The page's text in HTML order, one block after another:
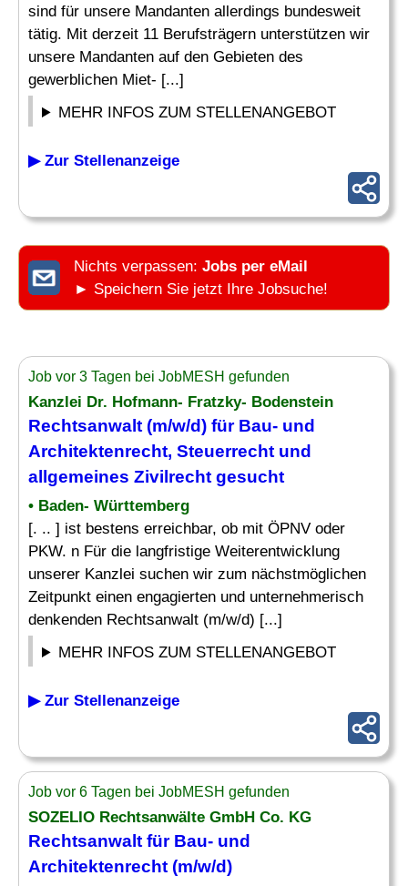
sind für unsere Mandanten allerdings bundesweit
tätig. Mit derzeit 11 Berufsträgern unterstützen wir
unsere Mandanten auf den Gebieten des
gewerblichen Miet- [...]
MEHR INFOS ZUM STELLENANGEBOT
▶ Zur Stellenanzeige
Nichts verpassen: Jobs per eMail
► Speichern Sie jetzt Ihre Jobsuche!
Job vor 3 Tagen bei JobMESH gefunden
Kanzlei Dr. Hofmann- Fratzky- Bodenstein
Rechtsanwalt (m/w/d) für Bau- und
Architektenrecht, Steuerrecht und
allgemeines Zivilrecht gesucht
• Baden- Württemberg
[. .. ] ist bestens erreichbar, ob mit ÖPNV oder
PKW. n Für die langfristige Weiterentwicklung
unserer Kanzlei suchen wir zum nächstmöglichen
Zeitpunkt einen engagierten und unternehmerisch
denkenden Rechtsanwalt (m/w/d) [...]
MEHR INFOS ZUM STELLENANGEBOT
▶ Zur Stellenanzeige
Job vor 6 Tagen bei JobMESH gefunden
SOZELIO Rechtsanwälte GmbH Co. KG
Rechtsanwalt für Bau- und
Architektenrecht (m/w/d)